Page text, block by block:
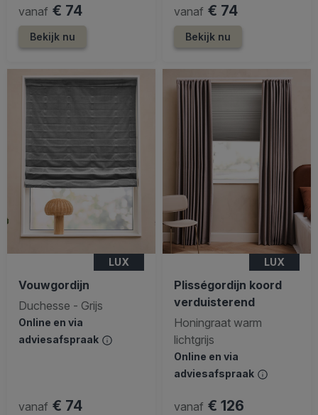
vanaf € 74
Bekijk nu
vanaf € 74
Bekijk nu
LUX
Vouwgordijn
Duchesse - Grijs
Online en via
adviesafspraak
vanaf € 74
LUX
Plisségordijn koord
verduisterend
Honingraat warm
lichtgrijs
Online en via
adviesafspraak
vanaf € 126